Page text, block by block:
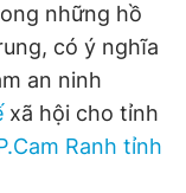
những hồ
có ý nghĩa
an ninh
xã hội cho tỉnh
Ranh tỉnh